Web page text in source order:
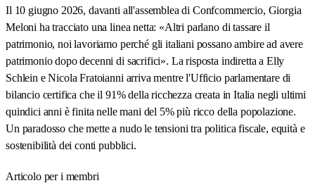
Il 10 giugno 2026, davanti all'assemblea di Confcommercio, Giorgia
Meloni ha tracciato una linea netta: «Altri parlano di tassare il
patrimonio, noi lavoriamo perché gli italiani possano ambire ad avere
patrimonio dopo decenni di sacrifici». La risposta indiretta a Elly
Schlein e Nicola Fratoianni arriva mentre l'Ufficio parlamentare di
bilancio certifica che il 91% della ricchezza creata in Italia negli ultimi
quindici anni è finita nelle mani del 5% più ricco della popolazione.
Un paradosso che mette a nudo le tensioni tra politica fiscale, equità e
sostenibilità dei conti pubblici.
Articolo per i membri